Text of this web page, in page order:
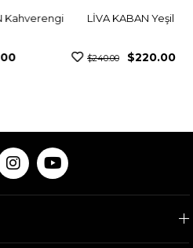
LİVA KABAN Yeşil
$220.00